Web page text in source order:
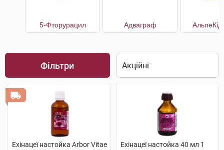
5-Фторурацил Адваграф АльпеКід
Фільтри
Ехінацеї настойка Arbor Vitae
Ехінацеї настойка 40 мл 1